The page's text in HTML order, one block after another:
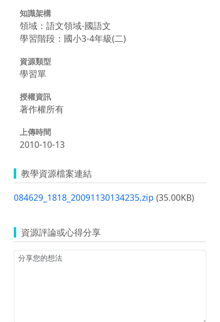
知識架構
領域：語文領域-國語文
學習階段：國小3-4年級(二)
資源類型
學習單
授權資訊
著作權所有
上傳時間
2010-10-13
教學資源檔案連結
084629_1818_20091130134235.zip (35.00KB)
資源評論或心得分享